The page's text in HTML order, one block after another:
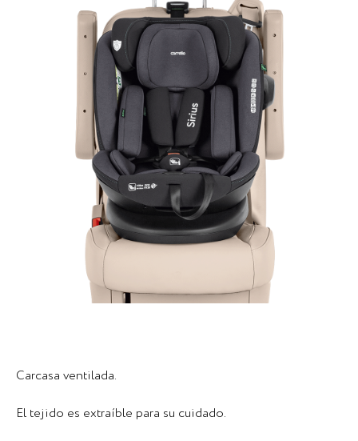
Carcasa ventilada.
El tejido es extraíble para su cuidado.